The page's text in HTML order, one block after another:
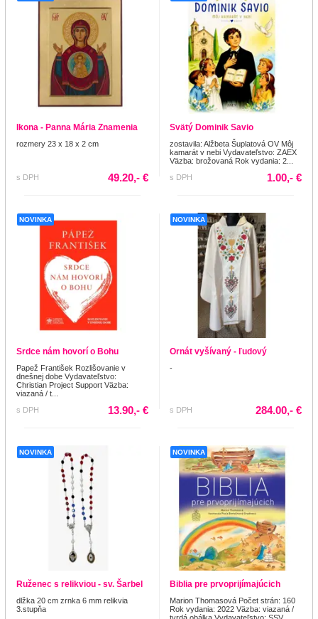
Ikona - Panna Mária Znamenia
rozmery 23 x 18 x 2 cm
s DPH 49.20,- €
Svätý Dominik Savio
zostavila: Alžbeta Šuplatová OV Môj
kamarát v nebi Vydavateľstvo: ZAEX
Väzba: brožovaná Rok vydania: 2...
s DPH
1.00,- €
NOVINKA
Srdce nám hovorí o Bohu
Papež František Rozlišovanie v
dnešnej dobe Vydavateľstvo:
Christian Project Support Väzba:
viazaná / t...
s DPH
13.90,- €
NOVINKA
Ornát vyšívaný - ľudový
-
s DPH 284.00,- €
NOVINKA
Ruženec s relikviou - sv. Šarbel
dlžka 20 cm zrnka 6 mm relikvia
3.stupňa
NOVINKA
Biblia pre prvoprijímajúcich
Marion Thomasová Počet strán: 160
Rok vydania: 2022 Väzba: viazaná /